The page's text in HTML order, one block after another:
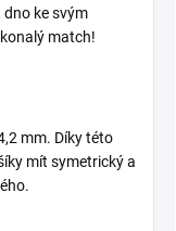
ke svým
match!
mm. Díky této
mít symetrický a